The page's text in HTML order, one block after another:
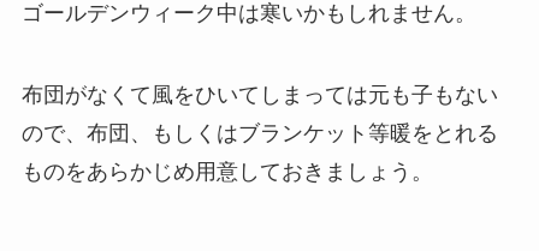
ゴールデンウィーク中は寒いかもしれません。
布団がなくて風をひいてしまっては元も子もない
ので、布団、もしくはブランケット等暖をとれる
ものをあらかじめ用意しておきましょう。